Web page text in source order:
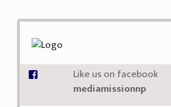
Like us on facebook
mediamissionnp